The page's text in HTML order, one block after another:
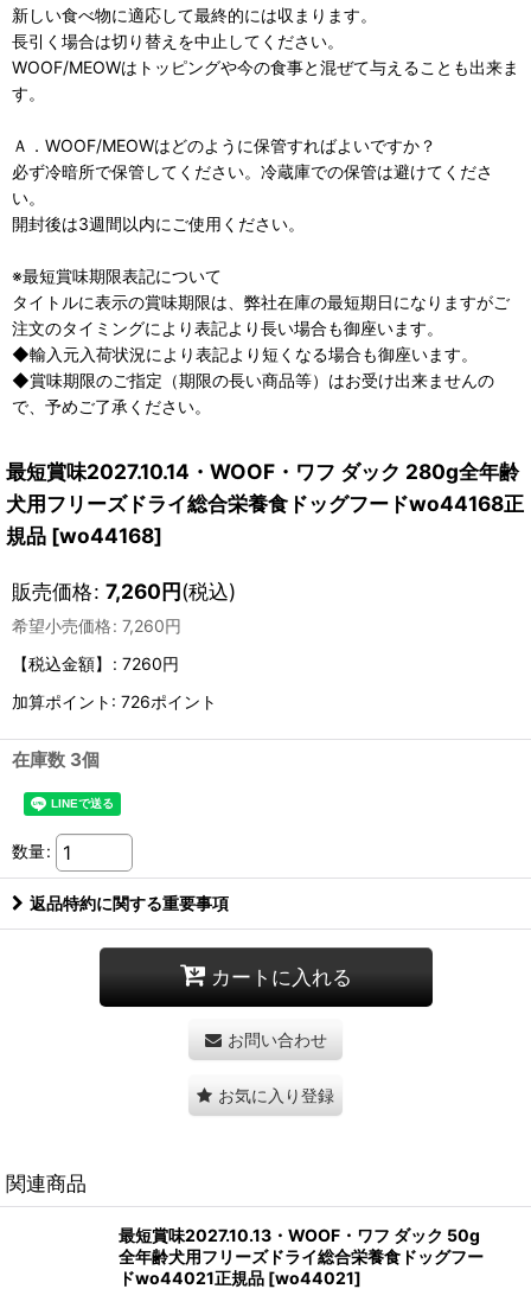
新しい食べ物に適応して最終的には収まります。
長引く場合は切り替えを中止してください。
WOOF/MEOWはトッピングや今の食事と混ぜて与えることも出来ま
す。
Ａ．WOOF/MEOWはどのように保管すればよいですか？
必ず冷暗所で保管してください。冷蔵庫での保管は避けてくださ
い。
開封後は3週間以内にご使用ください。
※最短賞味期限表記について
タイトルに表示の賞味期限は、弊社在庫の最短期日になりますがご
注文のタイミングにより表記より長い場合も御座います。
◆輸入元入荷状況により表記より短くなる場合も御座います。
◆賞味期限のご指定（期限の長い商品等）はお受け出来ませんの
で、予めご了承ください。
最短賞味2027.10.14・WOOF・ワフ ダック 280g全年齢
犬用フリーズドライ総合栄養食ドッグフードwo44168正
規品 [wo44168]
販売価格: 7,260円(税込)
希望小売価格: 7,260円
【税込金額】
: 7260円
加算ポイント: 726ポイント
在庫数 3個
数量:
返品特約に関する重要事項
カートに入れる
お問い合わせ
お気に入り登録
関連商品
最短賞味2027.10.13・WOOF・ワフ ダック 50g
全年齢犬用フリーズドライ総合栄養食ドッグフー
ドwo44021正規品 [wo44021]